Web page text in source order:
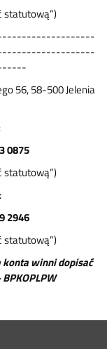
statutową”)
56, 58-500 Jelenia
0875
statutową”)
2946
statutową”)
winni dopisać